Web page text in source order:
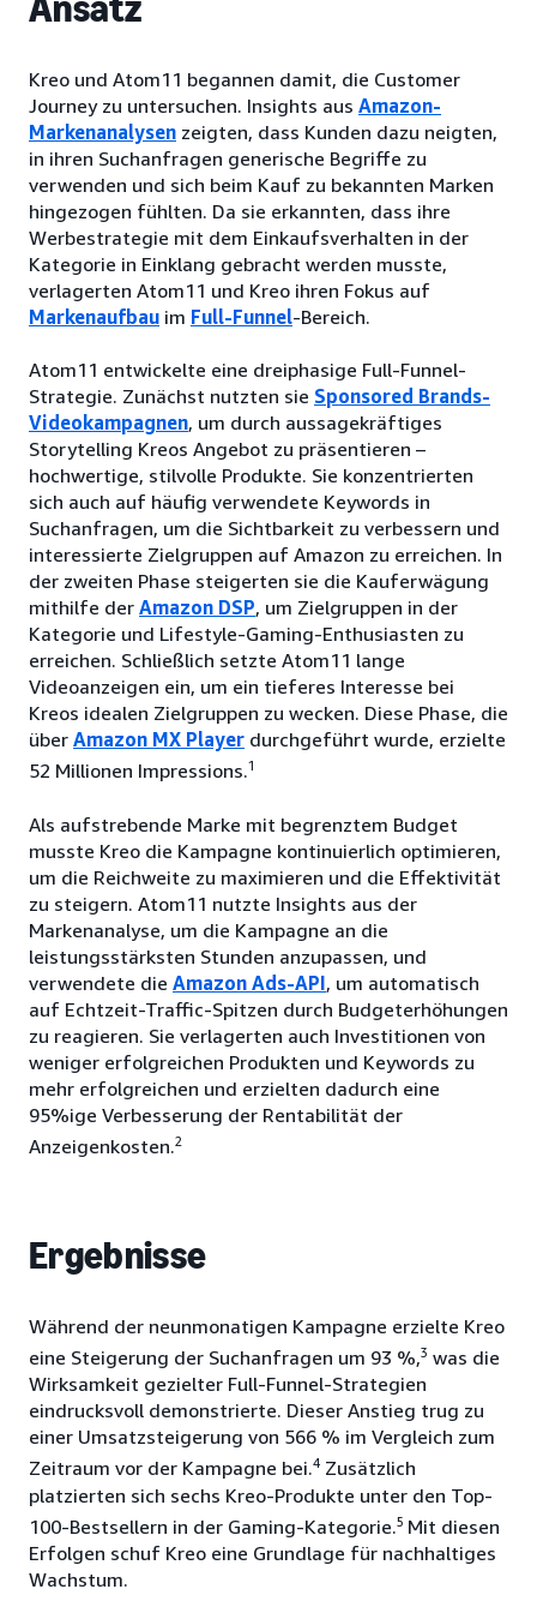
Kreo und Atom11 begannen damit, die Customer
Journey zu untersuchen. Insights aus Amazon-
Markenanalysen zeigten, dass Kunden dazu neigten,
in ihren Suchanfragen generische Begriffe zu
verwenden und sich beim Kauf zu bekannten Marken
hingezogen fühlten. Da sie erkannten, dass ihre
Werbestrategie mit dem Einkaufsverhalten in der
Kategorie in Einklang gebracht werden musste,
verlagerten Atom11 und Kreo ihren Fokus auf
Markenaufbau im Full-Funnel-Bereich.
Atom11 entwickelte eine dreiphasige Full-Funnel-
Strategie. Zunächst nutzten sie Sponsored Brands-
Videokampagnen, um durch aussagekräftiges
Storytelling Kreos Angebot zu präsentieren –
hochwertige, stilvolle Produkte. Sie konzentrierten
sich auch auf häufig verwendete Keywords in
Suchanfragen, um die Sichtbarkeit zu verbessern und
interessierte Zielgruppen auf Amazon zu erreichen. In
der zweiten Phase steigerten sie die Kauferwägung
mithilfe der Amazon DSP, um Zielgruppen in der
Kategorie und Lifestyle-Gaming-Enthusiasten zu
erreichen. Schließlich setzte Atom11 lange
Videoanzeigen ein, um ein tieferes Interesse bei
Kreos idealen Zielgruppen zu wecken. Diese Phase, die
über Amazon MX Player durchgeführt wurde, erzielte
52 Millionen Impressions.1
Als aufstrebende Marke mit begrenztem Budget
musste Kreo die Kampagne kontinuierlich optimieren,
um die Reichweite zu maximieren und die Effektivität
zu steigern. Atom11 nutzte Insights aus der
Markenanalyse, um die Kampagne an die
leistungsstärksten Stunden anzupassen, und
verwendete die Amazon Ads-API, um automatisch
auf Echtzeit-Traffic-Spitzen durch Budgeterhöhungen
zu reagieren. Sie verlagerten auch Investitionen von
weniger erfolgreichen Produkten und Keywords zu
mehr erfolgreichen und erzielten dadurch eine
95%ige Verbesserung der Rentabilität der
Anzeigenkosten.2
Ergebnisse
Während der neunmonatigen Kampagne erzielte Kreo
eine Steigerung der Suchanfragen um 93 %,3 was die
Wirksamkeit gezielter Full-Funnel-Strategien
eindrucksvoll demonstrierte. Dieser Anstieg trug zu
einer Umsatzsteigerung von 566 % im Vergleich zum
Zeitraum vor der Kampagne bei.4 Zusätzlich
platzierten sich sechs Kreo-Produkte unter den Top-
100-Bestsellern in der Gaming-Kategorie.5 Mit diesen
Erfolgen schuf Kreo eine Grundlage für nachhaltiges
Wachstum.